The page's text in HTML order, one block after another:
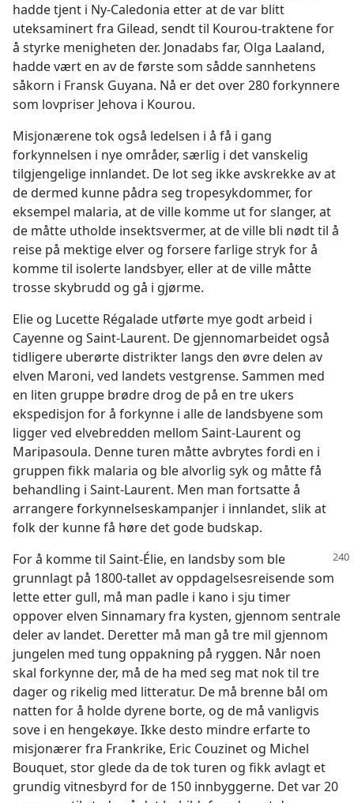
hadde tjent i Ny-Caledonia etter at de var blitt
uteksaminert fra Gilead, sendt til Kourou-traktene for
å styrke menigheten der. Jonadabs far, Olga Laaland,
hadde vært en av de første som sådde sannhetens
såkorn i Fransk Guyana. Nå er det over 280 forkynnere
som lovpriser Jehova i Kourou.
Misjonærene tok også ledelsen i å få i gang
forkynnelsen i nye områder, særlig i det vanskelig
tilgjengelige innlandet. De lot seg ikke avskrekke av at
de dermed kunne pådra seg tropesykdommer, for
eksempel malaria, at de ville komme ut for slanger, at
de måtte utholde insektsvermer, at de ville bli nødt til å
reise på mektige elver og forsere farlige stryk for å
komme til isolerte landsbyer, eller at de ville måtte
trosse skybrudd og gå i gjørme.
Elie og Lucette Régalade utførte mye godt arbeid i
Cayenne og Saint-Laurent. De gjennomarbeidet også
tidligere uberørte distrikter langs den øvre delen av
elven Maroni, ved landets vestgrense. Sammen med
en liten gruppe brødre drog de på en tre ukers
ekspedisjon for å forkynne i alle de landsbyene som
ligger ved elvebredden mellom Saint-Laurent og
Maripasoula. Denne turen måtte avbrytes fordi en i
gruppen fikk malaria og ble alvorlig syk og måtte få
behandling i Saint-Laurent. Men man fortsatte å
arrangere forkynnelseskampanjer i innlandet, slik at
folk der kunne få høre det gode budskap.
For å komme til Saint-Élie, en landsby som ble
grunnlagt på 1800-tallet av oppdagelsesreisende som
lette etter gull, må man padle i kano i sju timer
oppover elven Sinnamary fra kysten, gjennom sentrale
deler av landet. Deretter må man gå tre mil gjennom
jungelen med tung oppakning på ryggen. Når noen
skal forkynne der, må de ha med seg mat nok til tre
dager og rikelig med litteratur. De må brenne bål om
natten for å holde dyrene borte, og de må vanligvis
sove i en hengekøye. Ikke desto mindre erfarte to
misjonærer fra Frankrike, Eric Couzinet og Michel
Bouquet, stor glede da de tok turen og fikk avlagt et
grundig vitnesbyrd for de 150 innbyggerne. Det var 20